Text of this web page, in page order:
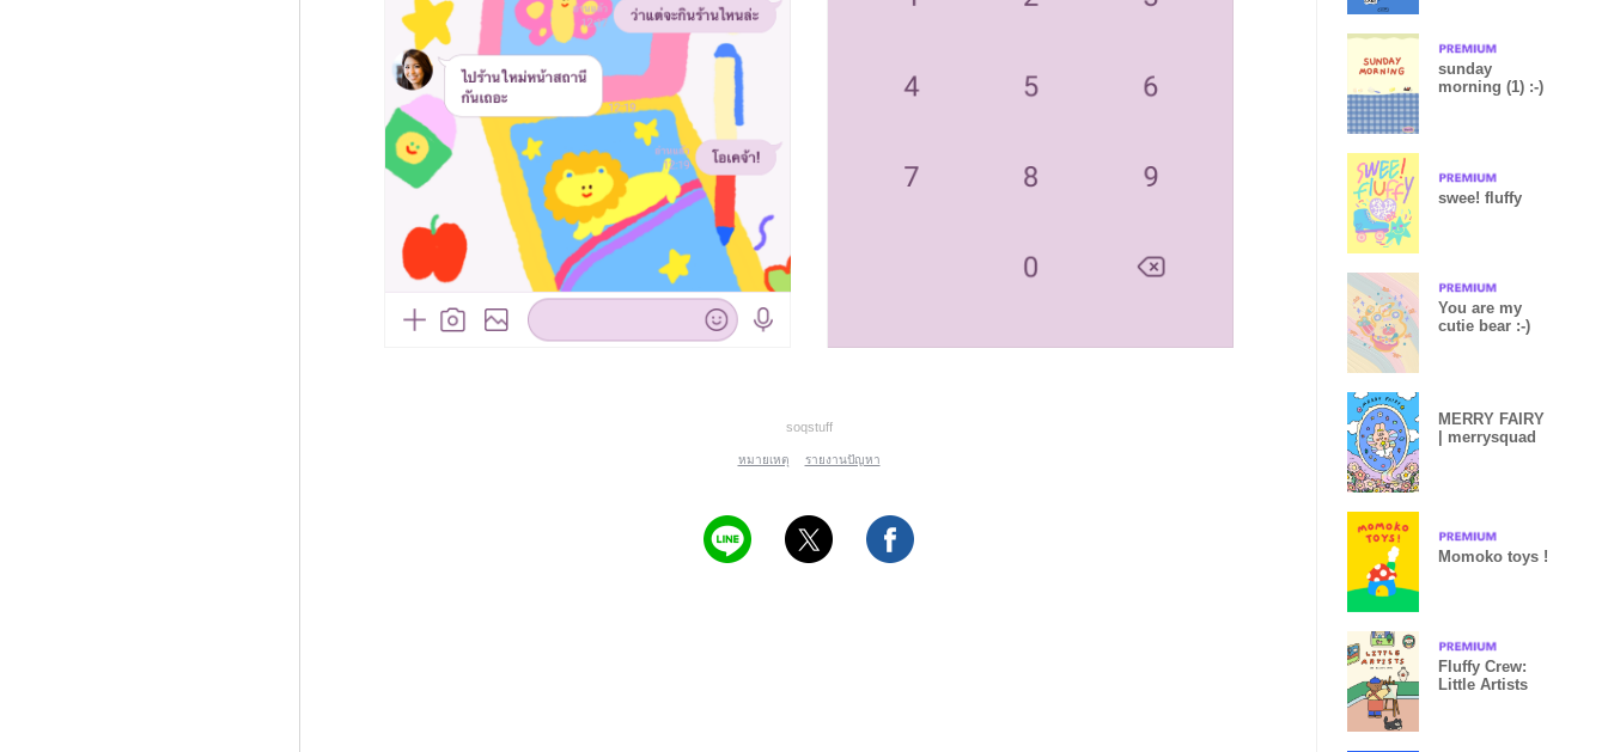
soqstuff
หมายเหตุ รายงานปัญหา
sunday
morning (1) :-)
swee! fluffy
You are my
cutie bear :-)
MERRY FAIRY
| merrysquad
Momoko toys !
Fluffy Crew:
Little Artists